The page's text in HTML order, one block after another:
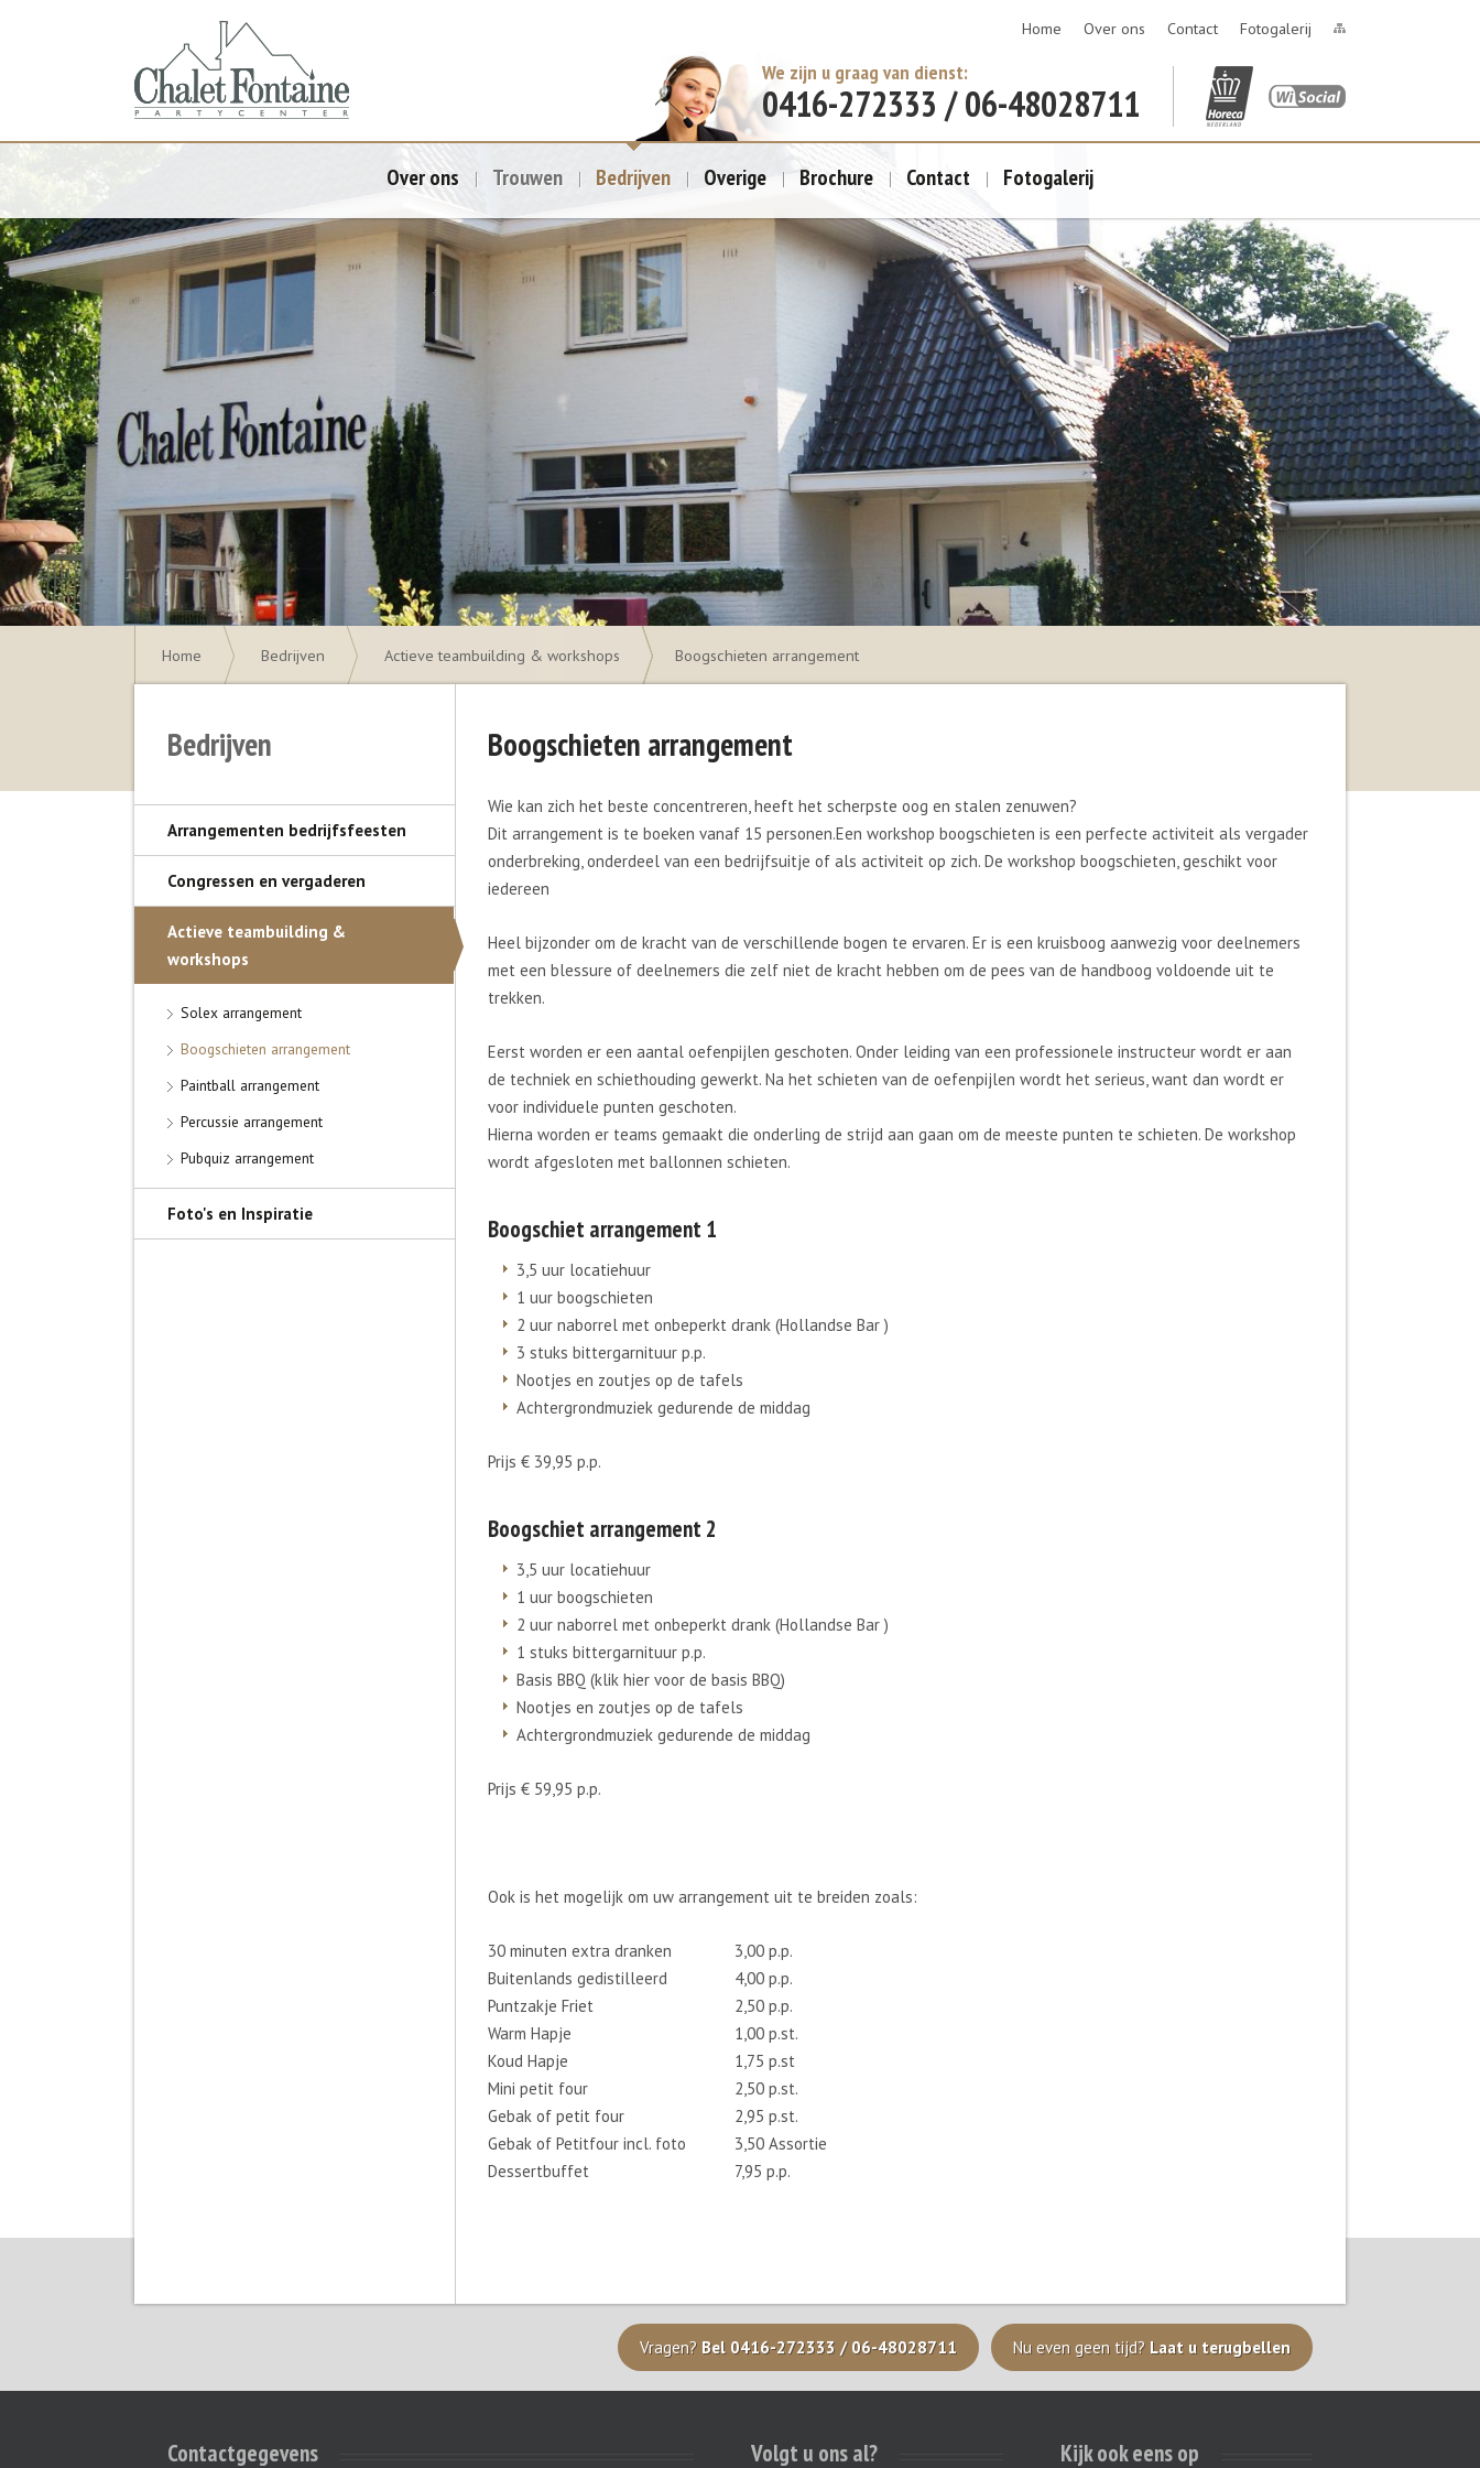
Home Over ons Contact Fotogalerij
We zijn u graag van dienst:
0416-272333 / 06-48028711
Over ons Trouwen Bedrijven Overige Brochure Contact Fotogalerij
Home Bedrijven Actieve teambuilding & workshops Boogschieten arrangement
Bedrijven
Arrangementen bedrijfsfeesten
Congressen en vergaderen
Actieve teambuilding &
workshops
Solex arrangement
Boogschieten arrangement
Paintball arrangement
Percussie arrangement
Pubquiz arrangement
Foto's en Inspiratie
Boogschieten arrangement
Wie kan zich het beste concentreren, heeft het scherpste oog en stalen zenuwen?
Dit arrangement is te boeken vanaf 15 personen.Een workshop boogschieten is een perfecte activiteit als vergader
onderbreking, onderdeel van een bedrijfsuitje of als activiteit op zich. De workshop boogschieten, geschikt voor
iedereen
Heel bijzonder om de kracht van de verschillende bogen te ervaren. Er is een kruisboog aanwezig voor deelnemers
met een blessure of deelnemers die zelf niet de kracht hebben om de pees van de handboog voldoende uit te
trekken.
Eerst worden er een aantal oefenpijlen geschoten. Onder leiding van een professionele instructeur wordt er aan
de techniek en schiethouding gewerkt. Na het schieten van de oefenpijlen wordt het serieus, want dan wordt er
voor individuele punten geschoten.
Hierna worden er teams gemaakt die onderling de strijd aan gaan om de meeste punten te schieten. De workshop
wordt afgesloten met ballonnen schieten.
Boogschiet arrangement 1
3,5 uur locatiehuur
1 uur boogschieten
2 uur naborrel met onbeperkt drank (Hollandse Bar )
3 stuks bittergarnituur p.p.
Nootjes en zoutjes op de tafels
Achtergrondmuziek gedurende de middag
Prijs € 39,95 p.p.
Boogschiet arrangement 2
3,5 uur locatiehuur
1 uur boogschieten
2 uur naborrel met onbeperkt drank (Hollandse Bar )
1 stuks bittergarnituur p.p.
Basis BBQ (klik hier voor de basis BBQ)
Nootjes en zoutjes op de tafels
Achtergrondmuziek gedurende de middag
Prijs € 59,95 p.p.
Ook is het mogelijk om uw arrangement uit te breiden zoals:
30 minuten extra dranken
Buitenlands gedistilleerd
Puntzakje Friet
Warm Hapje
Koud Hapje
Mini petit four
Gebak of petit four
Gebak of Petitfour incl. foto
Dessertbuffet
3,00 p.p.
4,00 p.p.
2,50 p.p.
1,00 p.st.
1,75 p.st
2,50 p.st.
2,95 p.st.
3,50 Assortie
7,95 p.p.
Vragen? Bel 0416-272333 / 06-48028711 Nu even geen tijd? Laat u terugbellen
Contactgegevens Volgt u ons al? Kijk ook eens op